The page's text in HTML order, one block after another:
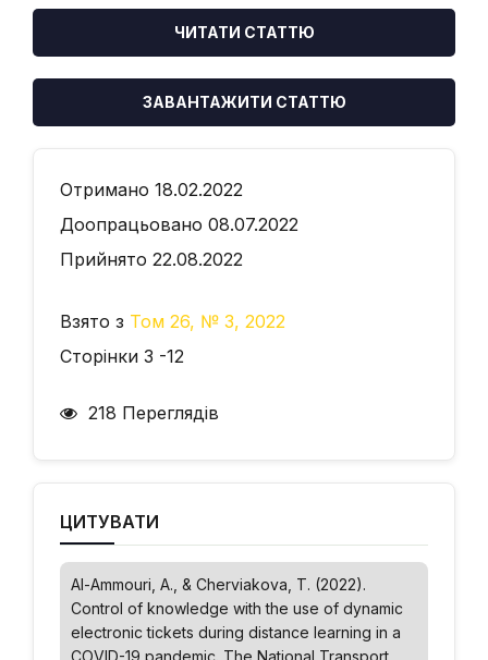
ЧИТАТИ СТАТТЮ
ЗАВАНТАЖИТИ СТАТТЮ
Отримано 18.02.2022
Доопрацьовано 08.07.2022
Прийнято 22.08.2022
Взято з Том 26, № 3, 2022
Сторінки 3 -12
218 Переглядів
ЦИТУВАТИ
Al-Ammouri, A., & Cherviakova, T. (2022).
Control of knowledge with the use of dynamic
electronic tickets during distance learning in a
COVID-19 pandemic. The National Transport